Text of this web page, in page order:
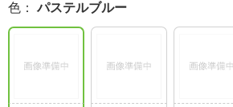
色 ：パステルブルー